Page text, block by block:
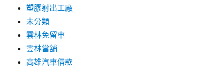
塑膠射出工廠
未分類
雲林免留車
雲林當舖
高雄汽車借款